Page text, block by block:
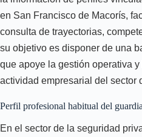
en San Francisco de Macorís,
consulta de trayectorias,
su objetivo es disponer de una
que apoye la gestión operativa
actividad empresarial del sector
Perfil profesional habitual del
En el sector de la seguridad